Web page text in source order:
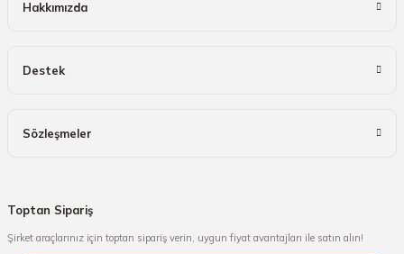
Hakkımızda
Destek
Sözleşmeler
Toptan Sipariş
Şirket araçlarınız için toptan sipariş verin, uygun fiyat avantajları ile satın alın!